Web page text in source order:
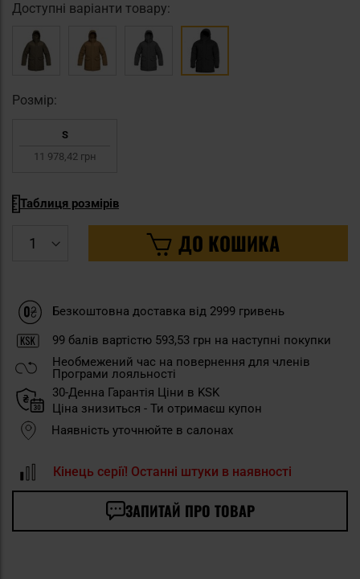
Доступні варіанти товару:
Pозмір:
S
11 978,42 грн
Таблиця розмірів
ДО КОШИКА
Безкоштовна доставка від 2999 гривень
99 балів вартістю 593,53 грн на наступні покупки
Необмежений час на повернення для членів
Програми лояльності
30-Денна Гарантія Ціни в KSK
Ціна знизиться - Ти отримаєш купон
Наявність уточнюйте в салонах
Кінець серії! Останні штуки в наявності
ЗАПИТАЙ ПРО ТОВАР